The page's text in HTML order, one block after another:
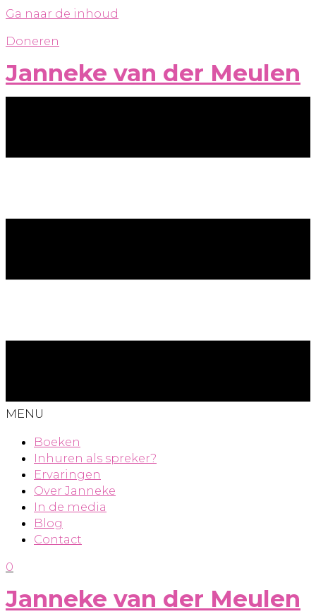
Ga naar de inhoud
Doneren
Janneke van der Meulen
MENU
Boeken
Inhuren als spreker?
Ervaringen
Over Janneke
In de media
Blog
Contact
0
Janneke van der Meulen